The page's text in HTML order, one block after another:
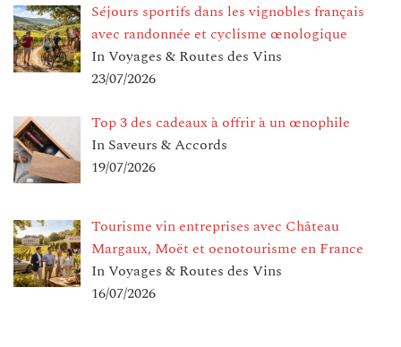
Séjours sportifs dans les vignobles français
avec randonnée et cyclisme œnologique
In Voyages & Routes des Vins
23/07/2026
Top 3 des cadeaux à offrir à un œnophile
In Saveurs & Accords
19/07/2026
Tourisme vin entreprises avec Château
Margaux, Moët et oenotourisme en France
In Voyages & Routes des Vins
16/07/2026